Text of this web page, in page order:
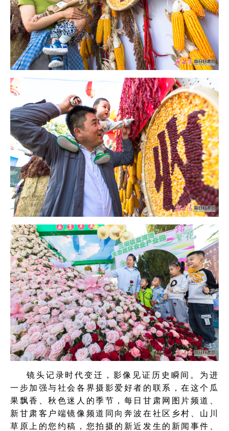
镜头记录时代变迁，影像见证历史瞬间。为进
一步加强与社会各界摄影爱好者的联系，在这个瓜
果飘香、秋色迷人的季节，每日甘肃网图片频道、
新甘肃客户端镜像频道同向奔波在社区乡村、山川
草原上的您约稿，您拍摄的新近发生的新闻事件、